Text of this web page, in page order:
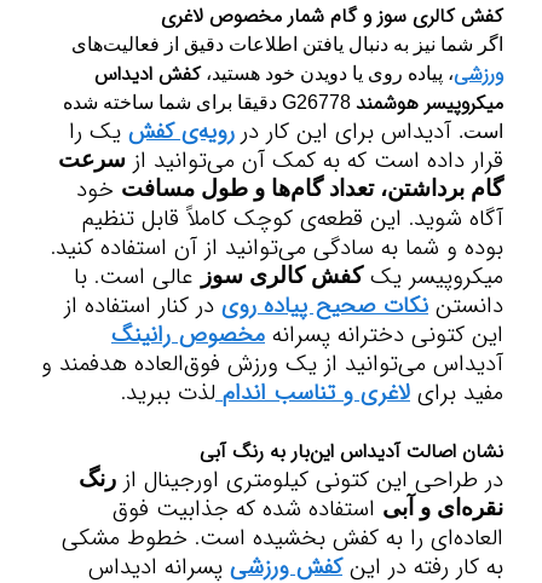
کفش کالری سوز و گام شمار مخصوص لاغری
اگر شما نیز به دنبال یافتن اطلاعات دقیق از فعالیت‌های
ورزشی، پیاده روی یا دویدن خود هستید،کفش ادیداس
میکروپیسر هوشمند
G26778 دقیقا برای شما ساخته شده
است. آدیداس برای این کار دررویه‌ی کفش یک را
قرار داده است که به کمک آن می‌توانید از سرعت
گام‌ برداشتن، تعداد گام‌ها و طول مسافت خود
آگاه شوید. این قطعه‌ی کوچک کاملاً قابل تنظیم
بوده و شما به سادگی می‌توانید از آن استفاده کنید.
میکروپیسر یککفش کالری سوز عالی است. با
دانستن نکات صحیح پیاده روی در کنار استفاده از
این کتونی دخترانه پسرانه مخصوص رانینگ
آدیداس می‌توانید از یک ورزش فوق‌العاده هدفمند و
مفید برای لاغری و تناسب اندام لذت ببرید.
نشان اصالت آدیداس این‌بار به رنگ آبی
در طراحی این کتونی کیلومتری اورجینال از رنگ
نقره‌ای و آبی استفاده شده که جذابیت فوق
العاده‌ای را به کفش بخشیده است. خطوط مشکی
به کار رفته در اینکفش ورزشی پسرانه ادیداس